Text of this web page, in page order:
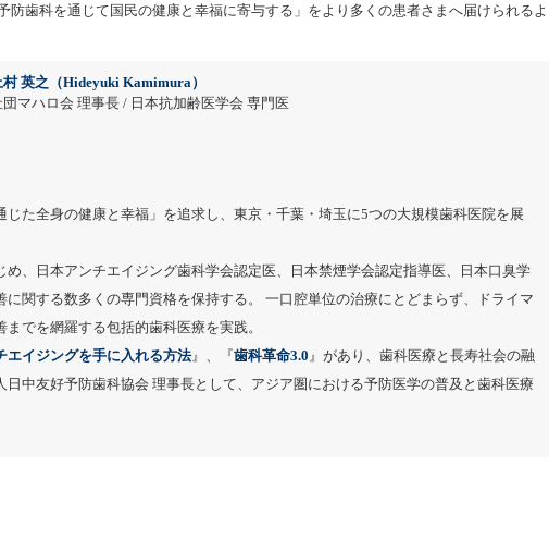
防歯科を通じて国民の健康と幸福に寄与する」をより多くの患者さまへ届けられるよ
村 英之（Hideyuki Kamimura）
マハロ会 理事長 / 日本抗加齢医学会 専門医
じた全身の健康と幸福」を追求し、東京・千葉・埼玉に5つの大規模歯科医院を展
め、日本アンチエイジング歯科学会認定医、日本禁煙学会認定指導医、日本口臭学
に関する数多くの専門資格を保持する。 一口腔単位の治療にとどまらず、ドライマ
でを網羅する包括的歯科医療を実践。
エイジングを手に入れる方法』、『歯科革命3.0 』があり、歯科医療と長寿社会の融
日中友好予防歯科協会 理事長として、アジア圏における予防医学の普及と歯科医療